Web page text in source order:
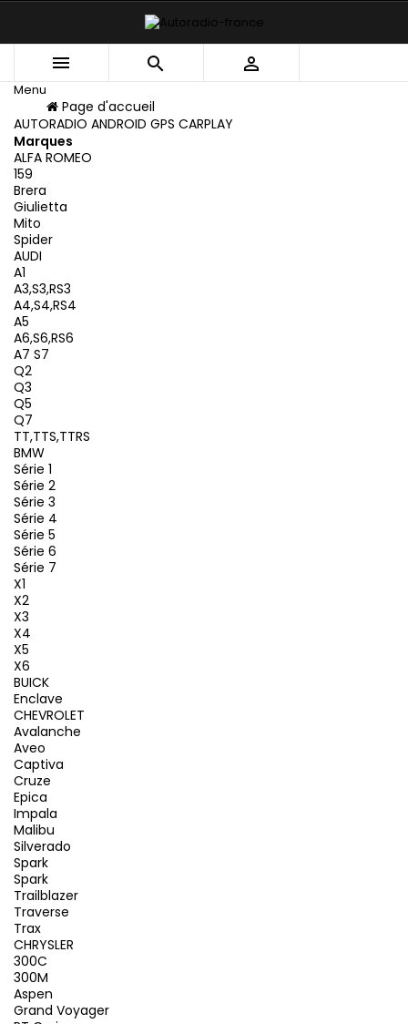
  
Menu
Page d'accueil
AUTORADIO ANDROID GPS CARPLAY
Marques
ALFA ROMEO
159
Brera
Giulietta
Mito
Spider
AUDI
A1
A3,S3,RS3
A4,S4,RS4
A5
A6,S6,RS6
A7 S7
Q2
Q3
Q5
Q7
TT,TTS,TTRS
BMW
Série 1
Série 2
Série 3
Série 4
Série 5
Série 6
Série 7
X1
X2
X3
X4
X5
X6
BUICK
Enclave
CHEVROLET
Avalanche
Aveo
Captiva
Cruze
Epica
Impala
Malibu
Silverado
Spark
Spark
Trailblazer
Traverse
Trax
CHRYSLER
300C
300M
Aspen
Grand Voyager